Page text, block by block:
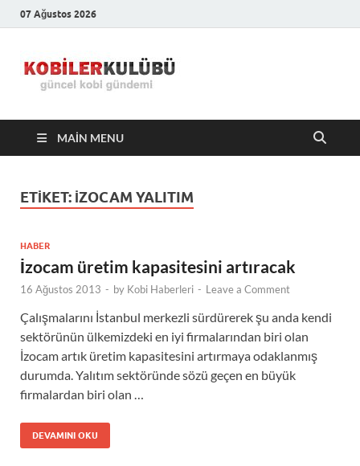
07 Ağustos 2026
Kulübü –
En Güncel
MAIN MENU
ETIKET: İZOCAM YALITIM
HABER
İzocam üretim kapasitesini artıracak
16 Ağustos 2013 - by Kobi Haberleri - Leave a Comment
Çalışmalarını İstanbul merkezli sürdürerek şu anda kendi
sektörünün ülkemizdeki en iyi firmalarından biri olan
İzocam artık üretim kapasitesini artırmaya odaklanmış
durumda. Yalıtım sektöründe sözü geçen en büyük
firmalardan biri olan …
DEVAMINI OKU